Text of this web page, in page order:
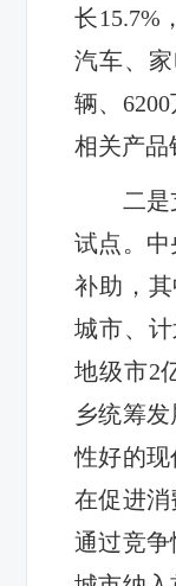
长15.7%
汽车、
辆、
相关产品
二是支
试点。中
补助，
城市、
地级市2
乡统筹
性好的
在促进消
通过竞争